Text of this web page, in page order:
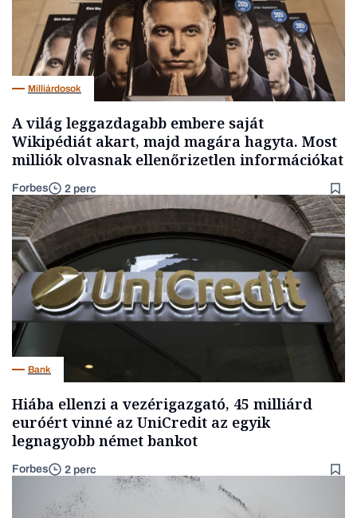
Milliárdosok
A világ leggazdagabb embere saját
Wikipédiát akart, majd magára hagyta. Most
milliók olvasnak ellenőrizetlen információkat
Forbes 2 perc
Bank
Hiába ellenzi a vezérigazgató, 45 milliárd
euróért vinné az UniCredit az egyik
legnagyobb német bankot
Forbes 2 perc